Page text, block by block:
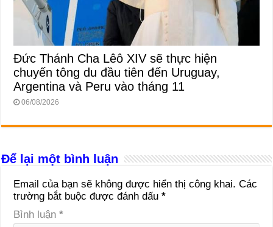
Đức Thánh Cha Lêô XIV sẽ thực hiện
chuyến tông du đầu tiên đến Uruguay,
Argentina và Peru vào tháng 11
06/08/2026
Để lại một bình luận
Email của bạn sẽ không được hiển thị công khai. Các
trường bắt buộc được đánh dấu*
Bình luận*